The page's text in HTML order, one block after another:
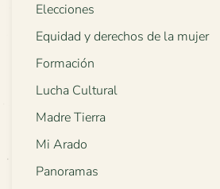
Elecciones
Equidad y derechos de la mujer
Formación
Lucha Cultural
Madre Tierra
Mi Arado
Panoramas